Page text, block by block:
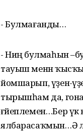
- Булмағанды…
- Ниңә булмаһын
тауыш менән
йомшарып, үҙенә-үҙе
тырышһам да,
ғәйеплемен…Бер
ялбарасаҡмын…Ә